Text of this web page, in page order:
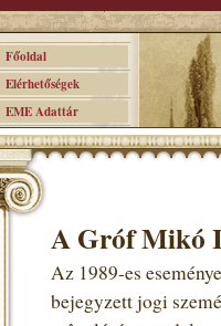
Főoldal
Elérhetőségek
EME Adattár
A Gróf Mikó
Az 1989-es
bejegyzett jogi